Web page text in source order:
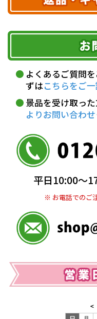
お
午前中
18～20時
代
5,000
銀
普通
＜口座名
※ 振込み
期限を含むルール
ただく費用がござ
よくあるご質問
ずはこちらをご
景品を受け取った
よりお問い合わせ
平日10:00〜
※ お電話でのご